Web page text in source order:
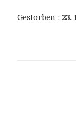
Gestorben : 23.